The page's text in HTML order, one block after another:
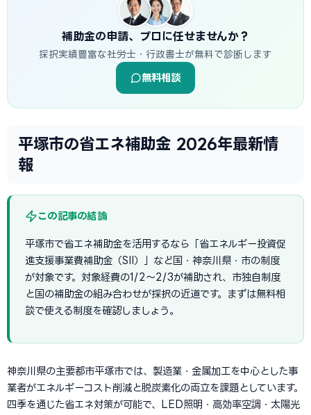
補助金の申請、プロに任せませんか？
採択実績豊富な社労士・行政書士が無料で診断します
無料相談
平塚市の省エネ補助金 2026年最新情
報
この記事の結論
平塚市で省エネ補助金を活用するなら「省エネルギー投資促
進支援事業費補助金（SII）」など国・神奈川県・市の制度
が対象です。対象経費の1/2〜2/3が補助され、市独自制度
と国の補助金の組み合わせが採択の近道です。まずは無料相
談で使える制度を確認しましょう。
神奈川県の主要都市平塚市では、製造業・金属加工を中心とした事
業者がエネルギーコスト削減と脱炭素化の両立を課題としています。
四季を通じた省エネ対策が可能で、LED照明・高効率空調・太陽光